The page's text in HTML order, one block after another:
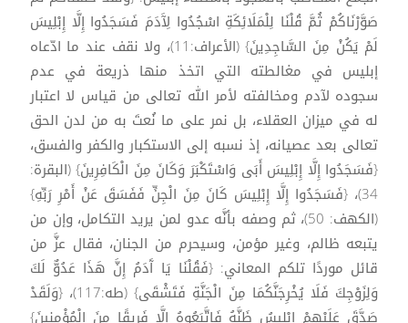
صَوَّرْنَاكُمْ ثُمَّ قُلْنَا لِلْمَلَائِكَةِ اسْجُدُوا لِآَدَمَ فَسَجَدُوا إِلَّا إِبْلِيسَ
لَمْ يَكُنْ مِنَ السَّاجِدِينَ} (الأعراف:11)، ولا نقف عند ما ادّعاه
إبليس في مغالطته التي اتخذ منها ذريعة في عدم
سجوده لآدم ومخالفته لأمر الله تعالى من قياس لا اعتبار
له في ميزان العقلاء، بل نمر على ما نُعتَ به من لدن الحق
تعالى بعد عصيانه، إذ نسبه إلى الاستكبار والكفر والفسق،
{فَسَجَدُوا إِلَّا إِبْلِيسَ أَبَى وَاسْتَكْبَرَ وَكَانَ مِنَ الْكَافِرِينَ} (البقرة:
34)، {فَسَجَدُوا إِلَّا إِبْلِيسَ كَانَ مِنَ الْجِنِّ فَفَسَقَ عَنْ أَمْرِ رَبِّهِ}
(الكهف: 50)، ثم وصفه بأنَّه عدو لمن يريد التكامل، وإن من
يتبعه ظالم، وغير مؤمن، وسيحرم من الجنان، فقال عزَّ من
قائل موردًا تلكم المعاني: {فَقُلْنَا يَا آَدَمُ إِنَّ هَذَا عَدُوٌّ لَكَ
وَلِزَوْجِكَ فَلَا يُخْرِجَنَّكُمَا مِنَ الْجَنَّةِ فَتَشْقَى} (طه:117)، {وَلَقَدْ
صَدَّقَ عَلَيْهِمْ إِبْلِيسُ ظَنَّهُ فَاتَّبَعُوهُ إِلَّا فَرِيقًا مِنَ الْمُؤْمِنِينَ}